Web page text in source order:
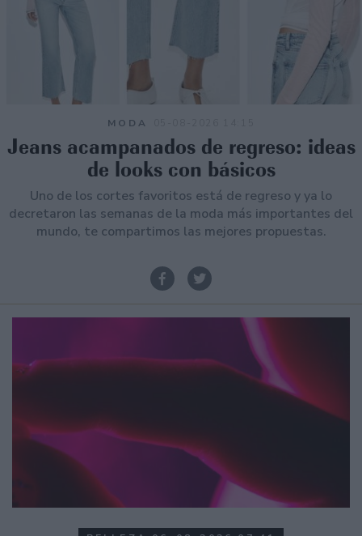
MODA
Jeans acampanados de regreso: ideas
de looks con básicos
Uno de los cortes favoritos está de regreso y ya lo
decretaron las semanas de la moda más importantes del
mundo, te compartimos las mejores propuestas.